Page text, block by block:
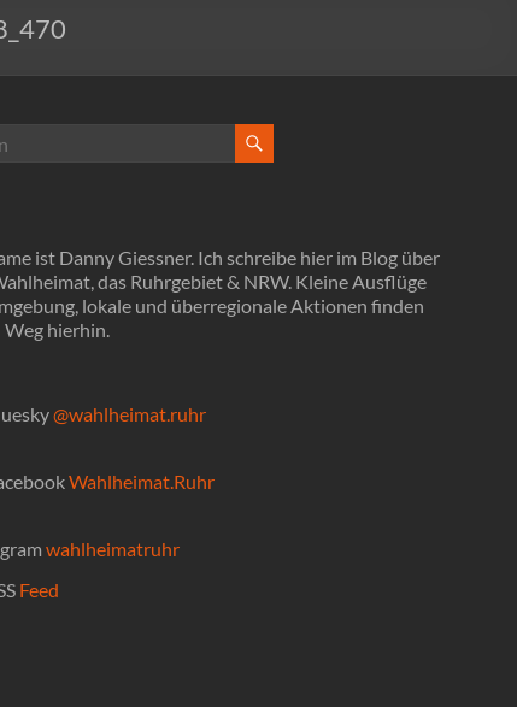
ist Danny Giessner. Ich schreibe hier im Blog über
das Ruhrgebiet & NRW. Kleine Ausflüge
lokale und überregionale Aktionen finden
Weg hierhin.
@wahlheimat.ruhr
Wahlheimat.Ruhr
wahlheimatruhr
Feed